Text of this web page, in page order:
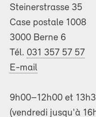
Steinerstrasse 35
Case postale 1008
3000 Berne 6
Tél. 031 357 57 57
E-mail
9h00–12h00 et
(vendredi jusqu'à